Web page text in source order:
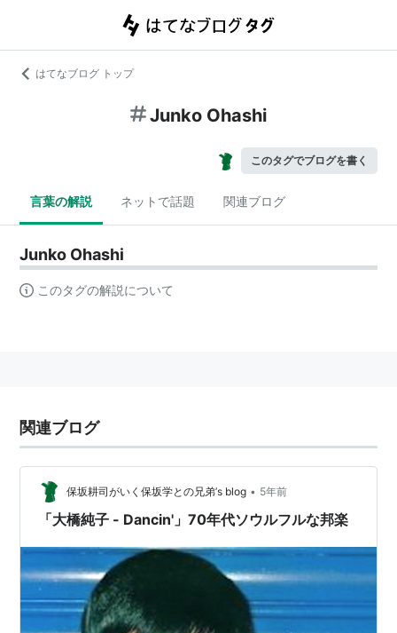
はてなブログ トップ
Junko Ohashi
このタグでブログを書く
言葉の解説 ネットで話題 関連ブログ
Junko Ohashi
このタグの解説について
関連ブログ
保坂耕司がいく保坂学との兄弟’s blog • 5年前
「大橋純子 - Dancin'」70年代ソウルフルな邦楽